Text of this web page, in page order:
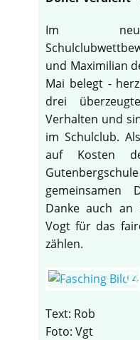
Im neu
und Maximilian
Mai belegt -
drei
Verhalten und
im Schulclub.
auf Kosten
gemeinsamen
Danke auch an
Vogt für das
zählen.
Text: Rob
Foto: Vgt